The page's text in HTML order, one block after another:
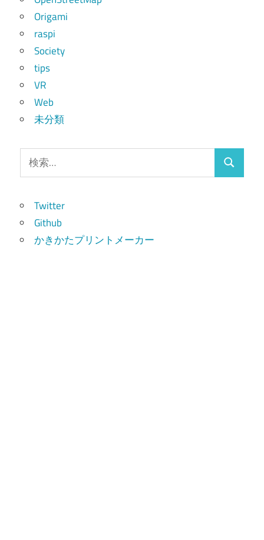
Origami
raspi
Society
tips
VR
Web
未分類
索:
検
Twitter
Github
かきかたプリントメーカー